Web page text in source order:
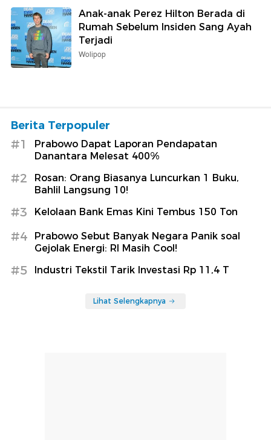
Anak-anak Perez Hilton Berada di
Rumah Sebelum Insiden Sang Ayah
Terjadi
Wolipop
Berita Terpopuler
#1
Prabowo Dapat Laporan Pendapatan
Danantara Melesat 400%
#2
Rosan: Orang Biasanya Luncurkan 1 Buku,
Bahlil Langsung 10!
#3 Kelolaan Bank Emas Kini Tembus 150 Ton
#4
Prabowo Sebut Banyak Negara Panik soal
Gejolak Energi: RI Masih Cool!
#5 Industri Tekstil Tarik Investasi Rp 11,4 T
Lihat Selengkapnya